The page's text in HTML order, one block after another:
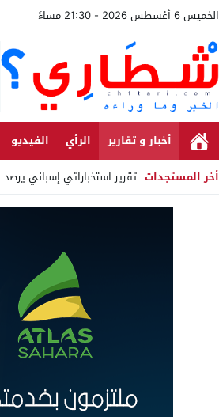
الخميس 6 أغسطس 2026 - 21:30 مساءً
أخبار و تقارير الرأي الفيديو
أخر المستجدات تقرير استخباراتي إسباني يرصد حسابات من
Stop